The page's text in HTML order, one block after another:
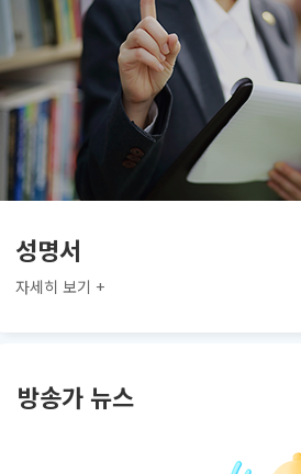
성명서
자세히 보기 +
방송가 뉴스